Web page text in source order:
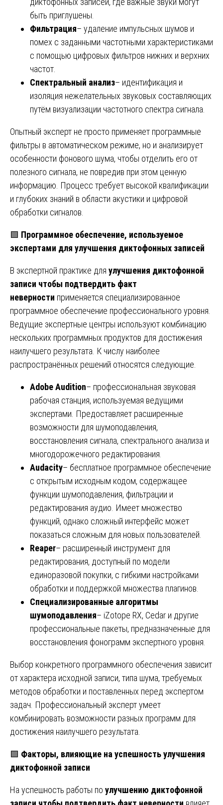
быть приглушены.
Фильтрация– удаление импульсных шумов и
помех с заданными частотными характеристиками
с помощью цифровых фильтров нижних и верхних
частот.
Спектральный анализ– идентификация и
изоляция нежелательных звуковых составляющих
путём визуализации частотного спектра сигнала.
Опытный эксперт не просто применяет программные
фильтры в автоматическом режиме, но и анализирует
особенности фонового шума, чтобы отделить его от
полезного сигнала, не повредив при этом ценную
информацию. Процесс требует высокой квалификации
и глубоких знаний в области акустики и цифровой
обработки сигналов.
🟩 Программное обеспечение, используемое
экспертами для улучшения диктофонных записей
В экспертной практике для улучшения диктофонной
записи чтобы подтвердить факт
неверности применяется специализированное
программное обеспечение профессионального уровня.
Ведущие экспертные центры используют комбинацию
нескольких программных продуктов для достижения
наилучшего результата. К числу наиболее
распространённых решений относятся следующие.
Adobe Audition– профессиональная звуковая
рабочая станция, используемая ведущими
экспертами. Предоставляет расширенные
возможности для шумоподавления,
восстановления сигнала, спектрального анализа и
многодорожечного редактирования.
Audacity– бесплатное программное обеспечение
с открытым исходным кодом, содержащее
функции шумоподавления, фильтрации и
редактирования аудио. Имеет множество
функций, однако сложный интерфейс может
показаться сложным для новых пользователей.
Reaper– расширенный инструмент для
редактирования, доступный по модели
единоразовой покупки, с гибкими настройками
обработки и поддержкой множества плагинов.
Специализированные алгоритмы
шумоподавления– iZotope RX, Cedar и другие
профессиональные пакеты, предназначенные для
восстановления фонограмм экспертного уровня.
Выбор конкретного программного обеспечения зависит
от характера исходной записи, типа шума, требуемых
методов обработки и поставленных перед экспертом
задач. Профессиональный эксперт умеет
комбинировать возможности разных программ для
достижения наилучшего результата.
🟩 Факторы, влияющие на успешность улучшения
диктофонной записи
На успешность работы по улучшению диктофонной